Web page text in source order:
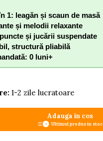
bucatarii
din lemn
1: leagăn și scaun de masă
și melodii relaxante
și jucării suspendate
structură pliabilă
0 luni+
1-2 zile lucratoare
Adauga in cos
Ultimul produs in stoc